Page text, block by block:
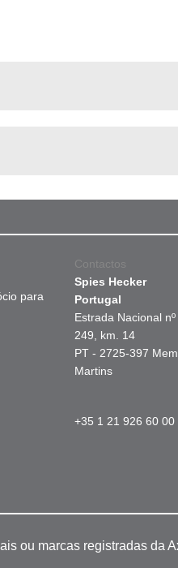
para
Contactos
Spies Hecker
Portugal
Estrada Nacional nº
249, km. 14
PT - 2725-397 Mem
Martins
+35 1 21 926 60 00
ou marcas registradas da